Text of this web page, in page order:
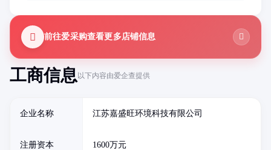
工商信息以下内容由爱企查提供
企业名称 江苏嘉盛旺环境科技有限公司
注册资本 1600万元
前往爱采购查看更多店铺信息